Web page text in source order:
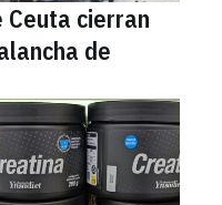
Ceuta cierran
de